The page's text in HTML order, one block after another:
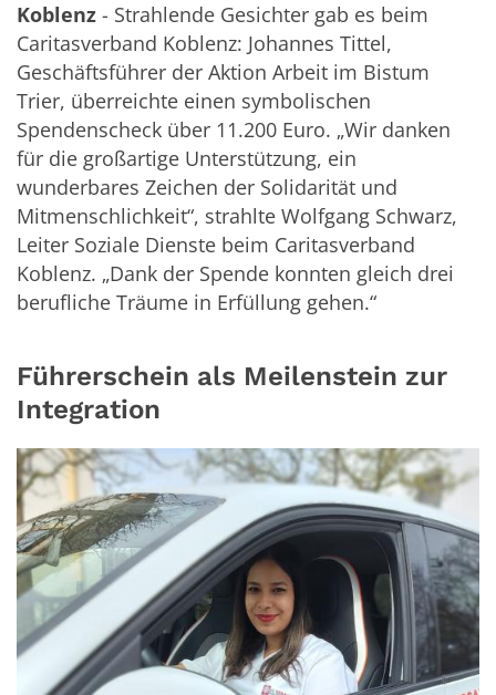
Koblenz - Strahlende Gesichter gab es beim
Caritasverband Koblenz: Johannes Tittel,
Geschäftsführer der Aktion Arbeit im Bistum
Trier, überreichte einen symbolischen
Spendenscheck über 11.200 Euro. „Wir danken
für die großartige Unterstützung, ein
wunderbares Zeichen der Solidarität und
Mitmenschlichkeit“, strahlte Wolfgang Schwarz,
Leiter Soziale Dienste beim Caritasverband
Koblenz. „Dank der Spende konnten gleich drei
berufliche Träume in Erfüllung gehen.“
Führerschein als Meilenstein zur
Integration